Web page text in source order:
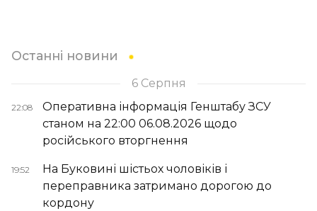
Останні новини
6 Серпня
22:08
Оперативна інформація Генштабу ЗСУ
станом на 22:00 06.08.2026 щодо
російського вторгнення
19:52
На Буковині шістьох чоловіків і
переправника затримано дорогою до
кордону